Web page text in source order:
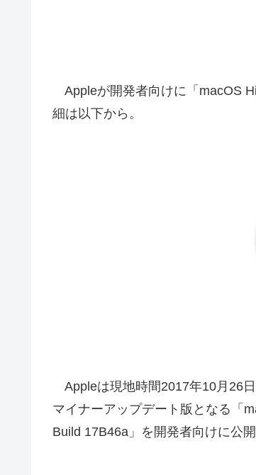
Appleが開発者向けに「macOS
細は以下から。
Appleは現地時間2017年10月26
マイナーアップデート版となる「
Build 17B46a」を開発者向けに公開